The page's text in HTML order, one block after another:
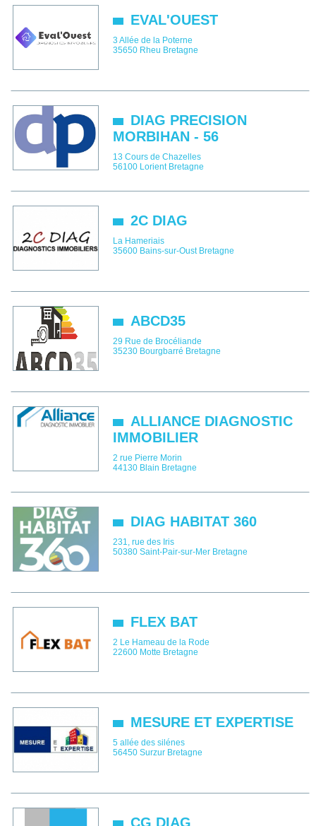
EVAL'OUEST
3 Allée de la Poterne
35650 Rheu Bretagne
DIAG PRECISION
MORBIHAN - 56
13 Cours de Chazelles
56100 Lorient Bretagne
2C DIAG
La Hameriais
35600 Bains-sur-Oust Bretagne
ABCD35
29 Rue de Brocéliande
35230 Bourgbarré Bretagne
ALLIANCE DIAGNOSTIC
IMMOBILIER
2 rue Pierre Morin
44130 Blain Bretagne
DIAG HABITAT 360
231, rue des Iris
50380 Saint-Pair-sur-Mer Bretagne
FLEX BAT
2 Le Hameau de la Rode
22600 Motte Bretagne
MESURE ET EXPERTISE
5 allée des silénes
56450 Surzur Bretagne
CG DIAG